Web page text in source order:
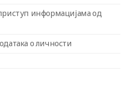
информацијама од
о личности